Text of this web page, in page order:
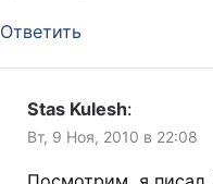
Ответить
Stas Kulesh:
Вт, 9 Ноя, 2010 в 22:08